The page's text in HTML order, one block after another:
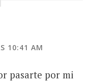
10:41 AM
pasarte por mi